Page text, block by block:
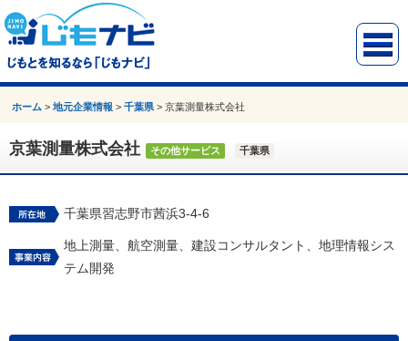
ホーム >地元企業情報 >千葉県 >京葉測量株式会社
京葉測量株式会社 その他サービス 千葉県
千葉県習志野市茜浜3-4-6
地上測量、航空測量、建設コンサルタント、地理情報シス
テム開発